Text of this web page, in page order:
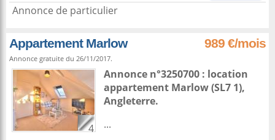
Annonce de particulier
Appartement Marlow 989 €/mois
Annonce gratuite du 26/11/2017.
4
Annonce n°3250700 : location
appartement Marlow(SL7 1),
Angleterre.
...